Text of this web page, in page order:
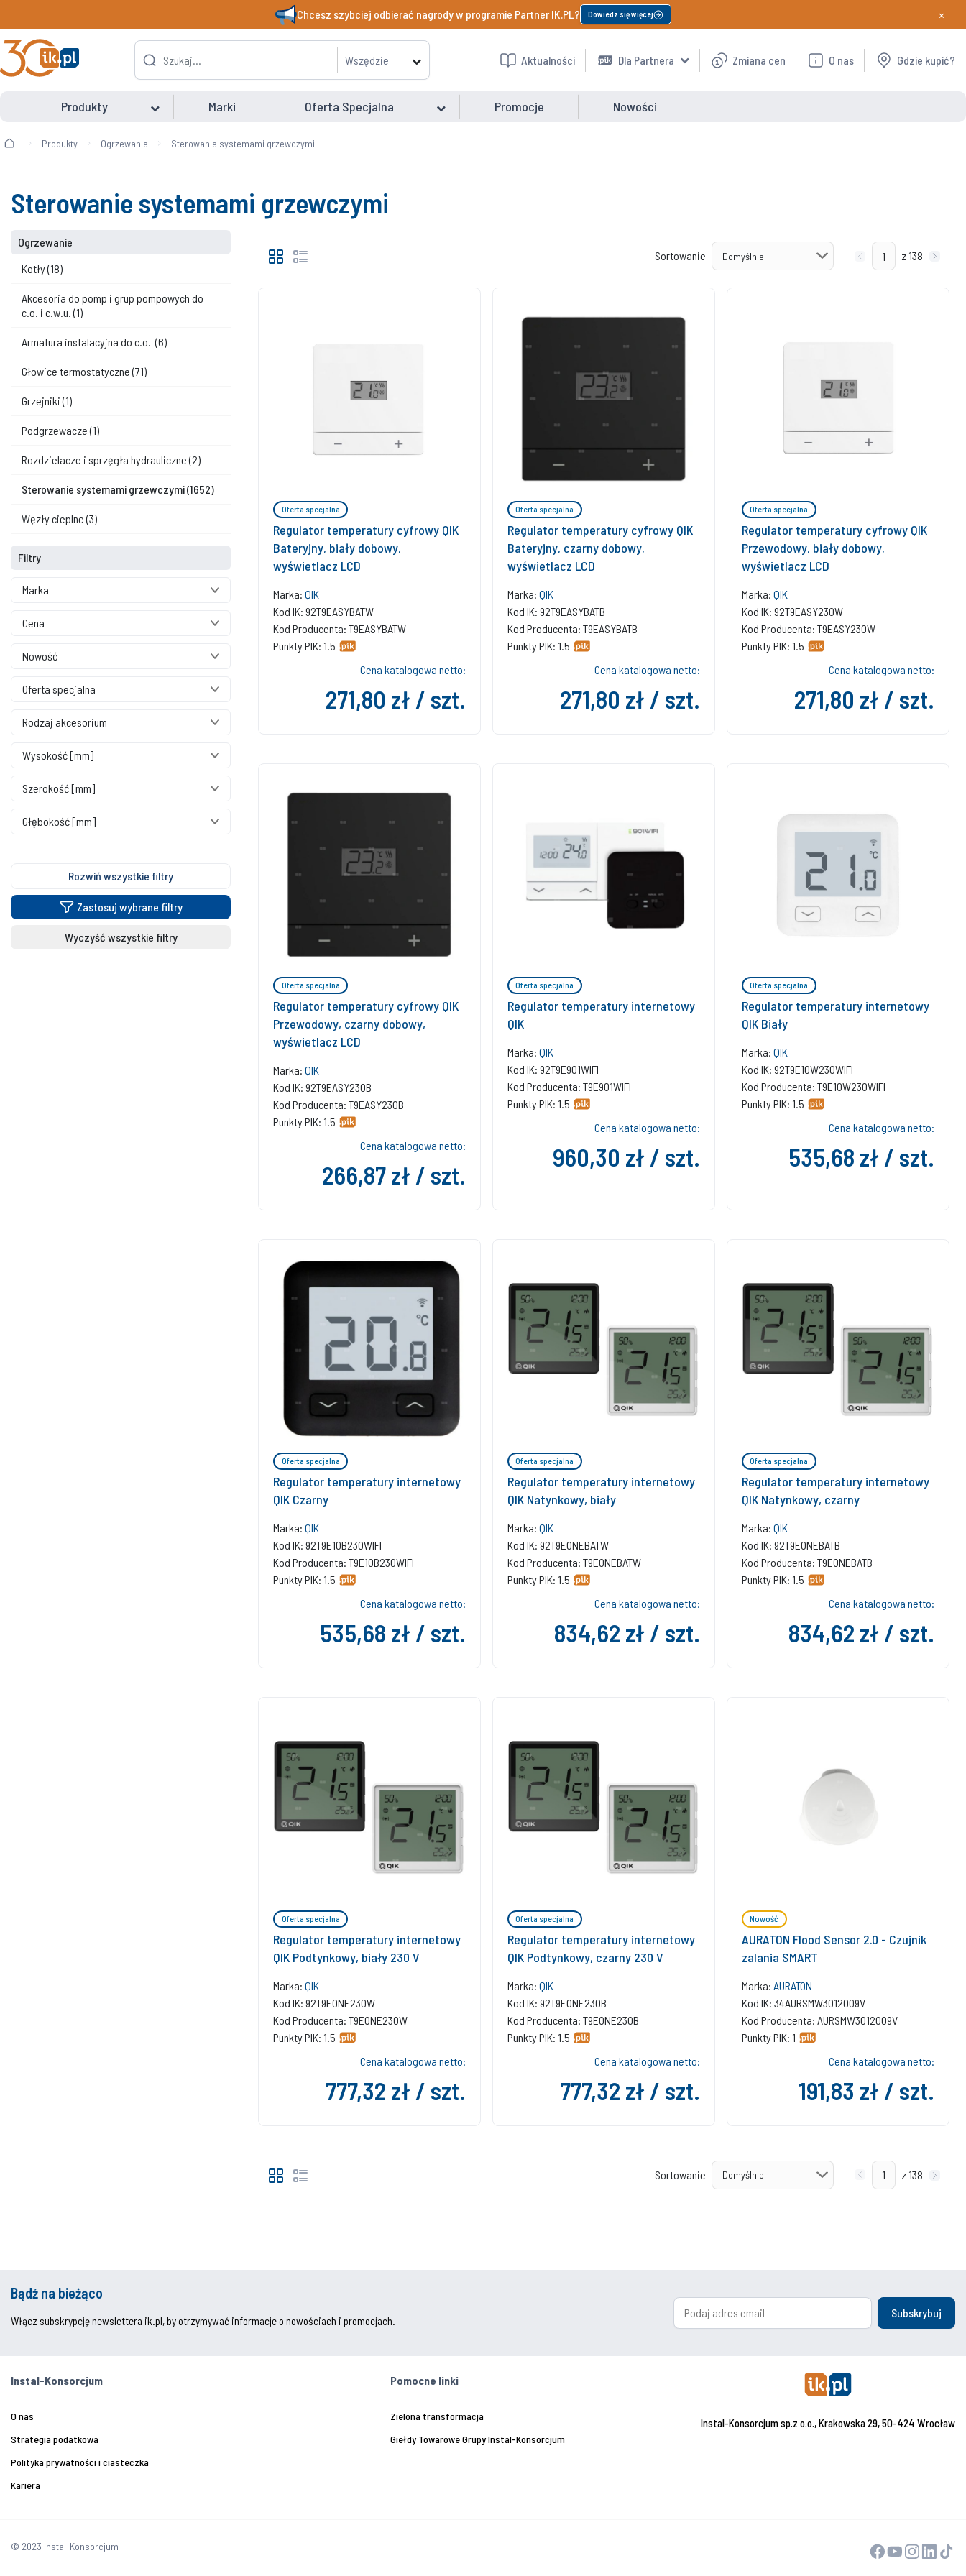
Chcesz szybciej odbierać nagrody w programie Partner IK.PL? Dowiedz się więcej ×
Wszędzie Aktualności Dla Partnera Zmiana cen O nas Gdzie kupić?
Produkty Marki Oferta Specjalna Promocje Nowości
Produkty Ogrzewanie Sterowanie systemami grzewczymi
Sterowanie systemami grzewczymi
Ogrzewanie
Kotły(18)
Akcesoria do pomp i grup pompowych do
c.o. i c.w.u.(1)
Armatura instalacyjna do c.o.(6)
Głowice termostatyczne(71)
Grzejniki(1)
Podgrzewacze(1)
Rozdzielacze i sprzęgła hydrauliczne(2)
Sterowanie systemami grzewczymi(1652)
Węzły cieplne(3)
Filtry
Marka
Cena
Nowość
Oferta specjalna
Rodzaj akcesorium
Wysokość [mm]
Szerokość [mm]
Głębokość [mm]
Rozwiń wszystkie filtry
Zastosuj wybrane filtry
Wyczyść wszystkie filtry
Sortowanie z 138
Oferta specjalna
Regulator temperatury cyfrowy QIK
Bateryjny, biały dobowy,
wyświetlacz LCD
Marka: QIK
Kod IK: 92T9EASYBATW
Kod Producenta: T9EASYBATW
Punkty PIK: 1.5
Cena katalogowa netto:
271,80 zł / szt.
Oferta specjalna
Regulator temperatury cyfrowy QIK
Bateryjny, czarny dobowy,
wyświetlacz LCD
Marka: QIK
Kod IK: 92T9EASYBATB
Kod Producenta: T9EASYBATB
Punkty PIK: 1.5
Cena katalogowa netto:
271,80 zł / szt.
Oferta specjalna
Regulator temperatury cyfrowy QIK
Przewodowy, biały dobowy,
wyświetlacz LCD
Marka: QIK
Kod IK: 92T9EASY230W
Kod Producenta: T9EASY230W
Punkty PIK: 1.5
Cena katalogowa netto:
271,80 zł / szt.
Oferta specjalna
Regulator temperatury cyfrowy QIK
Przewodowy, czarny dobowy,
wyświetlacz LCD
Marka: QIK
Kod IK: 92T9EASY230B
Kod Producenta: T9EASY230B
Punkty PIK: 1.5
Cena katalogowa netto:
266,87 zł / szt.
Oferta specjalna
Regulator temperatury internetowy
QIK
Marka: QIK
Kod IK: 92T9E901WIFI
Kod Producenta: T9E901WIFI
Punkty PIK: 1.5
Cena katalogowa netto:
960,30 zł / szt.
Oferta specjalna
Regulator temperatury internetowy
QIK Biały
Marka: QIK
Kod IK: 92T9E10W230WIFI
Kod Producenta: T9E10W230WIFI
Punkty PIK: 1.5
Cena katalogowa netto:
535,68 zł / szt.
Oferta specjalna
Regulator temperatury internetowy
QIK Czarny
Marka: QIK
Kod IK: 92T9E10B230WIFI
Kod Producenta: T9E10B230WIFI
Punkty PIK: 1.5
Cena katalogowa netto:
535,68 zł / szt.
Oferta specjalna
Regulator temperatury internetowy
QIK Natynkowy, biały
Marka: QIK
Kod IK: 92T9EONEBATW
Kod Producenta: T9EONEBATW
Punkty PIK: 1.5
Cena katalogowa netto:
834,62 zł / szt.
Oferta specjalna
Regulator temperatury internetowy
QIK Natynkowy, czarny
Marka: QIK
Kod IK: 92T9EONEBATB
Kod Producenta: T9EONEBATB
Punkty PIK: 1.5
Cena katalogowa netto:
834,62 zł / szt.
Oferta specjalna
Regulator temperatury internetowy
QIK Podtynkowy, biały 230 V
Marka: QIK
Kod IK: 92T9EONE230W
Kod Producenta: T9EONE230W
Punkty PIK: 1.5
Cena katalogowa netto:
777,32 zł / szt.
Oferta specjalna
Regulator temperatury internetowy
QIK Podtynkowy, czarny 230 V
Marka: QIK
Kod IK: 92T9EONE230B
Kod Producenta: T9EONE230B
Punkty PIK: 1.5
Cena katalogowa netto:
777,32 zł / szt.
Nowość
AURATON Flood Sensor 2.0 - Czujnik
zalania SMART
Marka: AURATON
Kod IK: 34AURSMW3012009V
Kod Producenta: AURSMW3012009V
Punkty PIK: 1
Cena katalogowa netto:
191,83 zł / szt.
Sortowanie z 138
Bądź na bieżąco
Włącz subskrypcję newslettera ik.pl, by otrzymywać informacje o nowościach i promocjach.
Subskrybuj
Instal-Konsorcjum
O nas
Strategia podatkowa
Polityka prywatności i ciasteczka
Kariera
Pomocne linki
Zielona transformacja
Giełdy Towarowe Grupy Instal-Konsorcjum
Instal-Konsorcjum sp.z o.o., Krakowska 29, 50-424 Wrocław
© 2023 Instal-Konsorcjum